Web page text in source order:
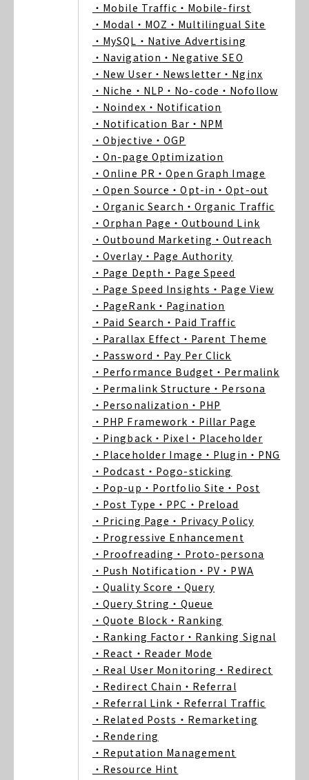
・Mobile Traffic ・Mobile-first
・Modal ・MOZ ・Multilingual Site
・MySQL ・Native Advertising
・Navigation ・Negative SEO
・New User ・Newsletter ・Nginx
・Niche ・NLP ・No-code ・Nofollow
・Noindex ・Notification
・Notification Bar ・NPM
・Objective ・OGP
・On-page Optimization
・Online PR ・Open Graph Image
・Open Source ・Opt-in ・Opt-out
・Organic Search ・Organic Traffic
・Orphan Page ・Outbound Link
・Outbound Marketing ・Outreach
・Overlay ・Page Authority
・Page Depth ・Page Speed
・Page Speed Insights ・Page View
・PageRank ・Pagination
・Paid Search ・Paid Traffic
・Parallax Effect ・Parent Theme
・Password ・Pay Per Click
・Performance Budget ・Permalink
・Permalink Structure ・Persona
・Personalization ・PHP
・PHP Framework ・Pillar Page
・Pingback ・Pixel ・Placeholder
・Placeholder Image ・Plugin ・PNG
・Podcast ・Pogo-sticking
・Pop-up ・Portfolio Site ・Post
・Post Type ・PPC ・Preload
・Pricing Page ・Privacy Policy
・Progressive Enhancement
・Proofreading ・Proto-persona
・Push Notification ・PV ・PWA
・Quality Score ・Query
・Query String ・Queue
・Quote Block ・Ranking
・Ranking Factor ・Ranking Signal
・React ・Reader Mode
・Real User Monitoring ・Redirect
・Redirect Chain ・Referral
・Referral Link ・Referral Traffic
・Related Posts ・Remarketing
・Rendering
・Reputation Management
・Resource Hint